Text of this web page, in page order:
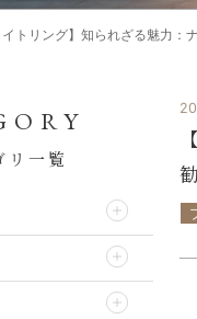
イトリング】知られざる魅力
リ一覧